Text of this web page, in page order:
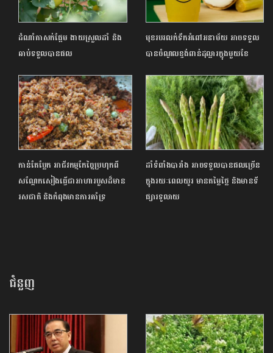
ដំណាំតាសក់ផ្អែម ងាយស្រួលដាំ និង
ឆាប់ទទួលបានផល
មុខរបរលក់ទឹកអំពៅអនាម័យ អាចទទួល
បានចំណូលខ្ទង់ពាន់ដុល្លារក្នុងមួយខែ
កាន់តែប្លែក អាជីវកម្មកែច្នៃប្រហុកពី
សណ្ដែកសៀងធ្វើជាអាហារបួសដ៏មាន
រសជាតិ និងកំពុងមានការគាំទ្រ
ដាំទំពាំងបារាំង អាចទទួលបានផលច្រើន
ក្នុងរយៈពេលយូរ មានតម្លៃថ្លៃ និងមានទី
ផ្សារទូលាយ
ជំនួញ